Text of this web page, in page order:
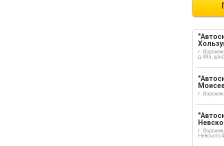
г.
д.48а,
г.
г.
Невского